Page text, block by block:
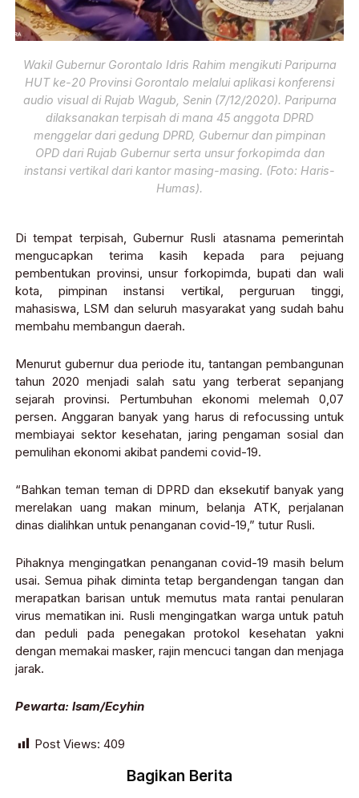
Wakil Gubernur Gorontalo Idris Rahim mengikuti Paripurna
HUT ke-20 Provinsi Gorontalo melalui aplikasi konferensi
audio visual di Rujab Wagub, Senin (7/12/2020). Paripurna
dilaksanakan terpisah di mana 45 anggota DPRD
menggelar dari gedung DPRD, Gubernur dan pimpinan
OPD dari Rujab Gubernur serta unsur forkopimda dan
instansi vertikal dari kantor masing-masing. (Foto: Haris-
Humas).
Di tempat terpisah, Gubernur Rusli atasnama pemerintah
mengucapkan terima kasih kepada para pejuang
pembentukan provinsi, unsur forkopimda, bupati dan wali
kota, pimpinan instansi vertikal, perguruan tinggi,
mahasiswa, LSM dan seluruh masyarakat yang sudah bahu
membahu membangun daerah.
Menurut gubernur dua periode itu, tantangan pembangunan
tahun 2020 menjadi salah satu yang terberat sepanjang
sejarah provinsi. Pertumbuhan ekonomi melemah 0,07
persen. Anggaran banyak yang harus di refocussing untuk
membiayai sektor kesehatan, jaring pengaman sosial dan
pemulihan ekonomi akibat pandemi covid-19.
“Bahkan teman teman di DPRD dan eksekutif banyak yang
merelakan uang makan minum, belanja ATK, perjalanan
dinas dialihkan untuk penanganan covid-19,” tutur Rusli.
Pihaknya mengingatkan penanganan covid-19 masih belum
usai. Semua pihak diminta tetap bergandengan tangan dan
merapatkan barisan untuk memutus mata rantai penularan
virus mematikan ini. Rusli mengingatkan warga untuk patuh
dan peduli pada penegakan protokol kesehatan yakni
dengan memakai masker, rajin mencuci tangan dan menjaga
jarak.
Pewarta: Isam/Ecyhin
Post Views: 409
Bagikan Berita